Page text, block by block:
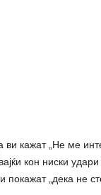
ви кажат „Не ме
кон ниски
покажат „дека не